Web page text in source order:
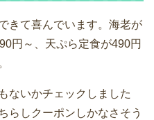
きて喜んでいます。海老が
円～、天ぷら定食が490円
ないかチェックしました
らしクーポンしかなさそう